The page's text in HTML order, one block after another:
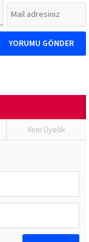
Yeni Üyelik